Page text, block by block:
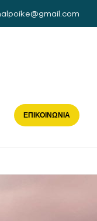
ΕΠΙΚΟΙΝΩΝΊΑ